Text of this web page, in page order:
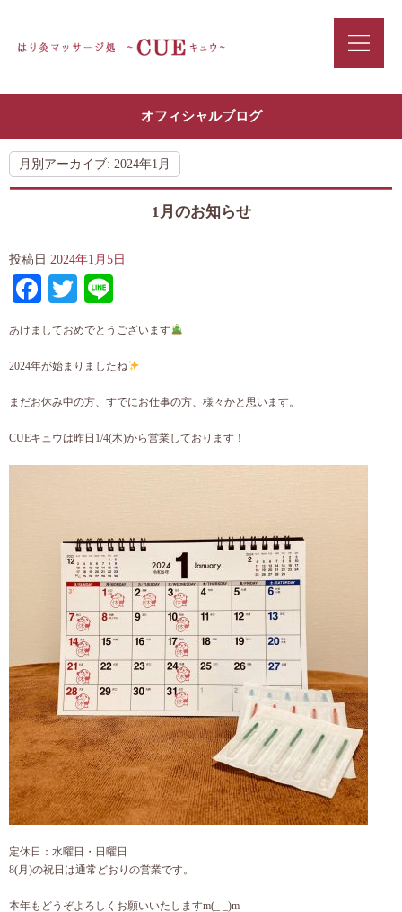
オフィシャルブログ
月別アーカイブ: 2024年1月
1月のお知らせ
投稿日 2024年1月5日
Facebook
Twitter
あけましておめでとうございます
2024年が始まりましたね
まだお休み中の方、すでにお仕事の方、様々かと思います。
CUEキュウは昨日1/4(木)から営業しております！
定休日：水曜日・日曜日
8(月)の祝日は通常どおりの営業です。
本年もどうぞよろしくお願いいたしますm(_ _)m